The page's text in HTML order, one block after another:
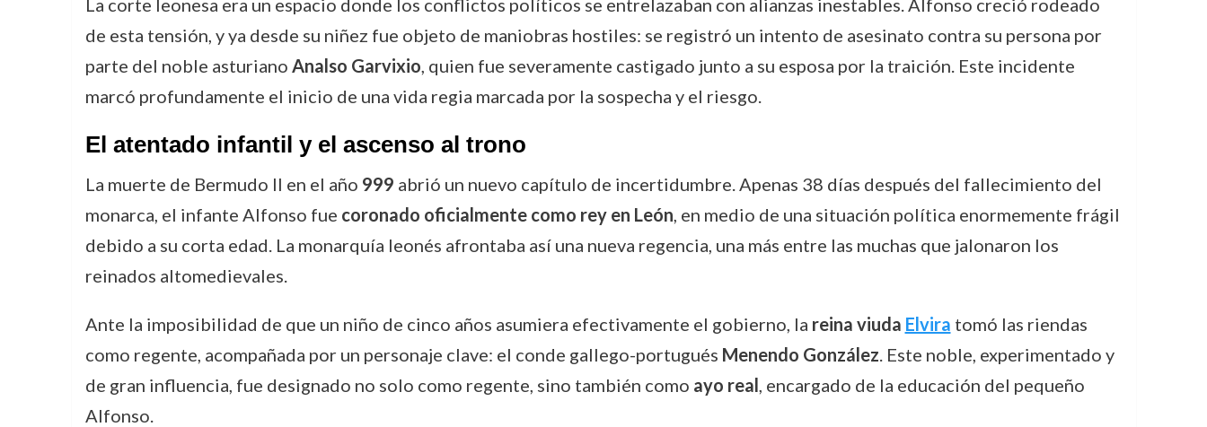
La corte leonesa era un espacio donde los conflictos políticos se entrelazaban con alianzas inestables. Alfonso creció rodeado
de esta tensión, y ya desde su niñez fue objeto de maniobras hostiles: se registró un intento de asesinato contra su persona por
parte del noble asturiano Analso Garvixio, quien fue severamente castigado junto a su esposa por la traición. Este incidente
marcó profundamente el inicio de una vida regia marcada por la sospecha y el riesgo.
El atentado infantil y el ascenso al trono
La muerte de Bermudo II en el año 999 abrió un nuevo capítulo de incertidumbre. Apenas 38 días después del fallecimiento del
monarca, el infante Alfonso fue coronado oficialmente como rey en León, en medio de una situación política enormemente frágil
debido a su corta edad. La monarquía leonés afrontaba así una nueva regencia, una más entre las muchas que jalonaron los
reinados altomedievales.
Ante la imposibilidad de que un niño de cinco años asumiera efectivamente el gobierno, la reina viuda Elvira tomó las riendas
como regente, acompañada por un personaje clave: el conde gallego-portugués Menendo González. Este noble, experimentado y
de gran influencia, fue designado no solo como regente, sino también como ayo real, encargado de la educación del pequeño
Alfonso.